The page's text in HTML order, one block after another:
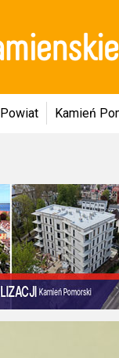
Powiat Kamień